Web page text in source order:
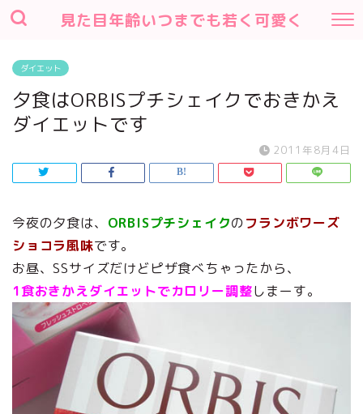
見た目年齢いつまでも若く可愛く
ダイエット
夕食はORBISプチシェイクでおきかえ
ダイエットです
2011年8月4日
今夜の夕食は、 ORBISプチシェイクのフランボワーズ
ショコラ風味です。
お昼、SSサイズだけどピザ食べちゃったから、
1食おきかえダイエットでカロリー調整しまーす。